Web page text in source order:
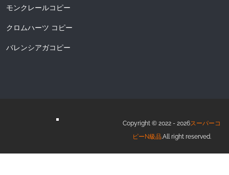
モンクレールコピー
クロムハーツ コピー
バレンシアガコピー
Copyright © 2022 - 2026スーパーコ
ピーN級品.All right reserved.